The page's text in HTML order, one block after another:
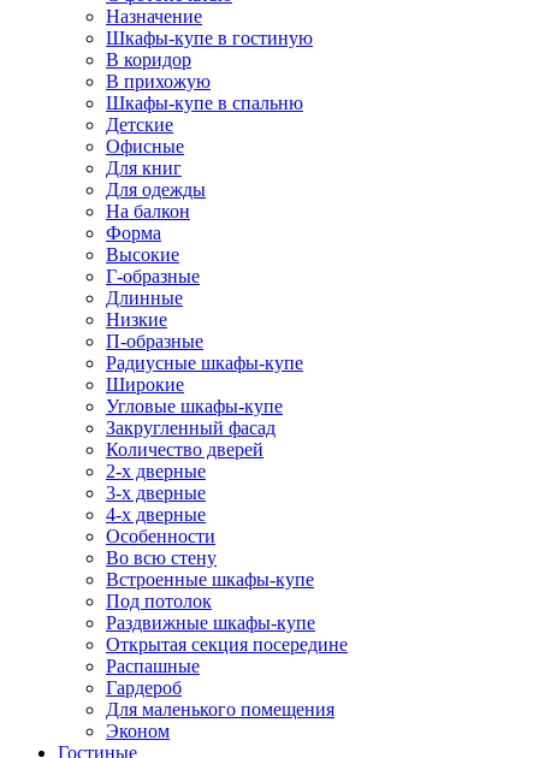
Назначение
Шкафы-купе в гостиную
В коридор
В прихожую
Шкафы-купе в спальню
Детские
Офисные
Для книг
Для одежды
На балкон
Форма
Высокие
Г-образные
Длинные
Низкие
П-образные
Радиусные шкафы-купе
Широкие
Угловые шкафы-купе
Закругленный фасад
Количество дверей
2-х дверные
3-х дверные
4-х дверные
Особенности
Во всю стену
Встроенные шкафы-купе
Под потолок
Раздвижные шкафы-купе
Открытая секция посередине
Распашные
Гардероб
Для маленького помещения
Эконом
Гостиные